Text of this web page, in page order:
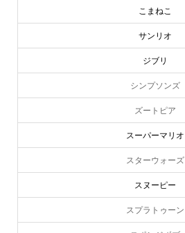
こまねこ
サンリオ
ジブリ
シンプソンズ
ズートピア
スーパーマリオ
スターウォーズ
スヌーピー
スプラトゥーン